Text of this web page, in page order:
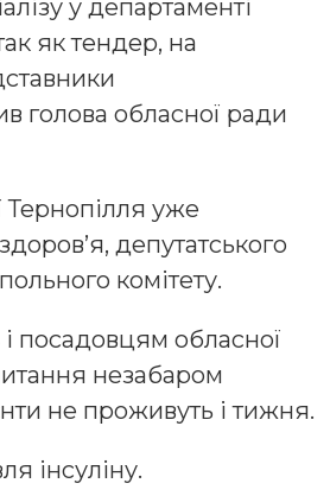
у департаменті
як тендер, на
голова обласної ради
Тернопілля уже
депутатського
комітету.
посадовцям обласної
незабаром
не проживуть і тижня.
інсуліну.